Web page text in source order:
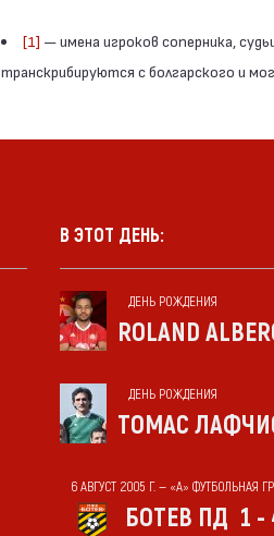
[1] — имена игроков соперника,
транскрибируются с болгарского и
В ЭТОТ ДЕНЬ:
ДЕНЬ РОЖДЕНИЯ
ROLAND
ДЕНЬ РОЖДЕНИЯ
ТОМАС
6 АВГУСТ 2005 Г. — «А» ФУТБОЛЬНАЯ
БОТЕВ ПД 1 -